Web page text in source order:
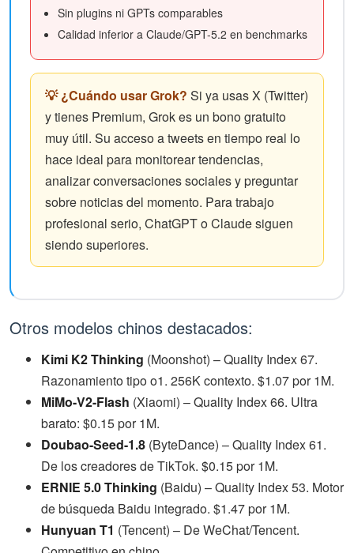
Sin plugins ni GPTs comparables
Calidad inferior a Claude/GPT-5.2 en benchmarks
💡 ¿Cuándo usar Grok? Si ya usas X (Twitter)
y tienes Premium, Grok es un bono gratuito
muy útil. Su acceso a tweets en tiempo real lo
hace ideal para monitorear tendencias,
analizar conversaciones sociales y preguntar
sobre noticias del momento. Para trabajo
profesional serio, ChatGPT o Claude siguen
siendo superiores.
Otros modelos chinos destacados:
Kimi K2 Thinking (Moonshot) – Quality Index 67.
Razonamiento tipo o1. 256K contexto. $1.07 por 1M.
MiMo-V2-Flash (Xiaomi) – Quality Index 66. Ultra
barato: $0.15 por 1M.
Doubao-Seed-1.8 (ByteDance) – Quality Index 61.
De los creadores de TikTok. $0.15 por 1M.
ERNIE 5.0 Thinking (Baidu) – Quality Index 53. Motor
de búsqueda Baidu integrado. $1.47 por 1M.
Hunyuan T1 (Tencent) – De WeChat/Tencent.